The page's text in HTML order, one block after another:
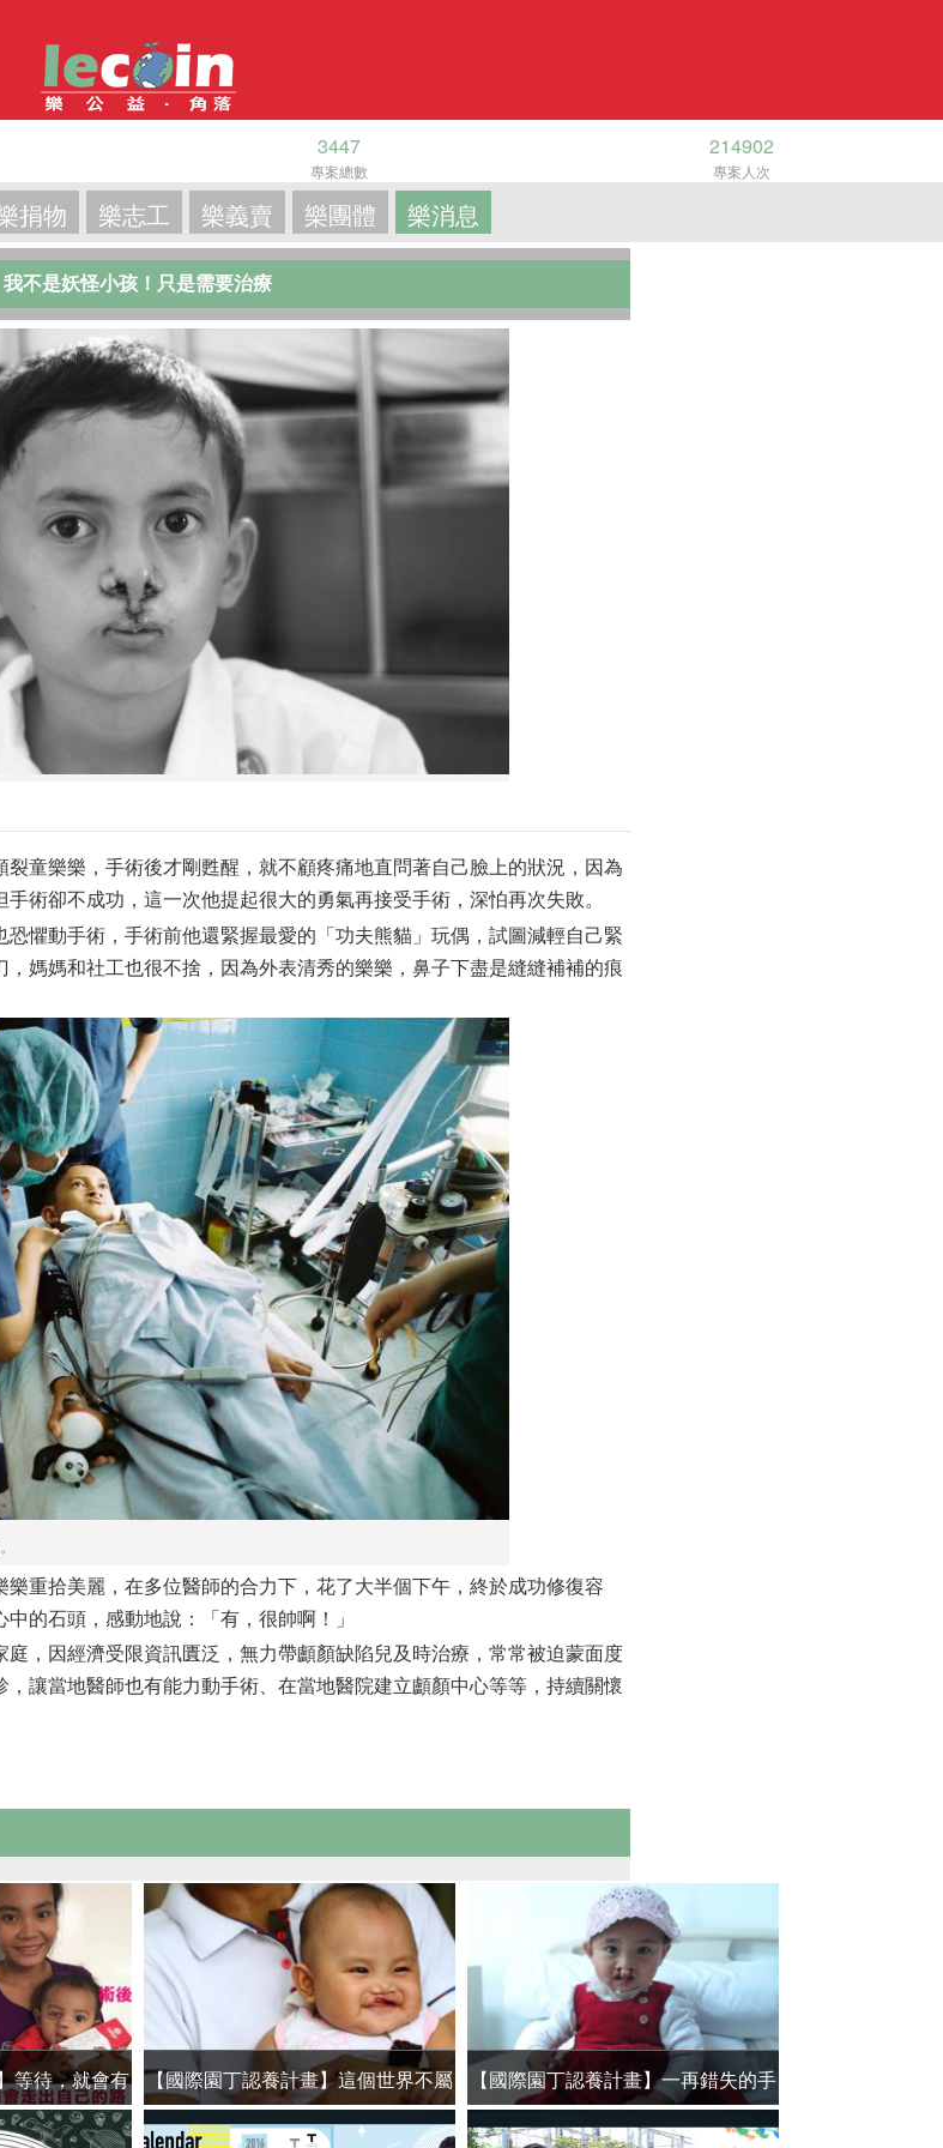
3447
專案總數
214902
專案人次
捐物 樂志工 樂義賣 樂團體 樂消息
我不是妖怪小孩！只是需要治療
裂童樂樂，手術後才剛甦醒，就不顧疼痛地直問著自己臉上的狀況，因為
術卻不成功，這一次他提起很大的勇氣再接受手術，深怕再次失敗。
懼動手術，手術前他還緊握最愛的「功夫熊貓」玩偶，試圖減輕自己緊
媽媽和社工也很不捨，因為外表清秀的樂樂，鼻子下盡是縫縫補補的痕
重拾美麗，在多位醫師的合力下，花了大半個下午，終於成功修復容
的石頭，感動地說：「有，很帥啊！」
，因經濟受限資訊匱泛，無力帶顱顏缺陷兒及時治療，常常被迫蒙面度
讓當地醫師也有能力動手術、在當地醫院建立顱顏中心等等，持續關懷
等待，就會有 【國際園丁認養計畫】這個世界不屬
於我
【國際園丁認養計畫】一再錯失的手
術